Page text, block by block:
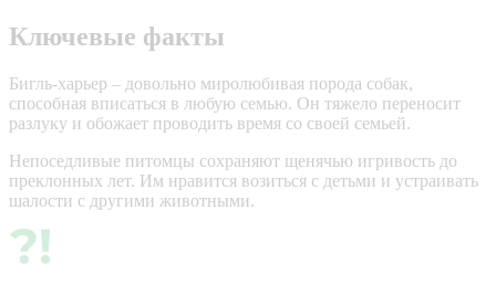
Ключевые факты
Бигль-харьер – довольно миролюбивая порода собак,
способная вписаться в любую семью. Он тяжело переносит
разлуку и обожает проводить время со своей семьей.
Непоседливые питомцы сохраняют щенячью игривость до
преклонных лет. Им нравится возиться с детьми и устраивать
шалости с другими животными.